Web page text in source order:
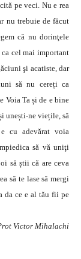
pe veci. Nu e rea
nu trebuie de făcut
că nu dorinţele
cel mai important
şi acatiste, dar
să nu cereți ca
Voia Ta și de e bine
unești-ne viețile, să
cu adevărat voia
să vă uniţi
să știi că are ceva
să te lase să mergi
da ce e al tău fii pe
Victor Mihalachi